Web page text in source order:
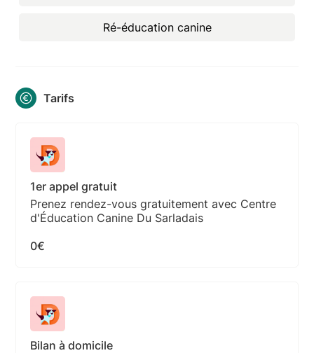
Ré-éducation canine
Tarifs
1er appel gratuit
Prenez rendez-vous gratuitement avec Centre
d'Éducation Canine Du Sarladais
0€
Bilan à domicile